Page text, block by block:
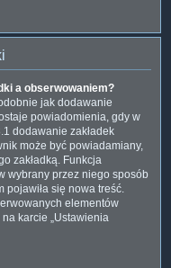
a obserwowaniem?
jak dodawanie
powiadomienia, gdy w
dodawanie zakładek
może być powiadamiany,
zakładką. Funkcja
wybrany przez niego sposób
pojawiła się nowa treść.
elementów
karcie „Ustawienia